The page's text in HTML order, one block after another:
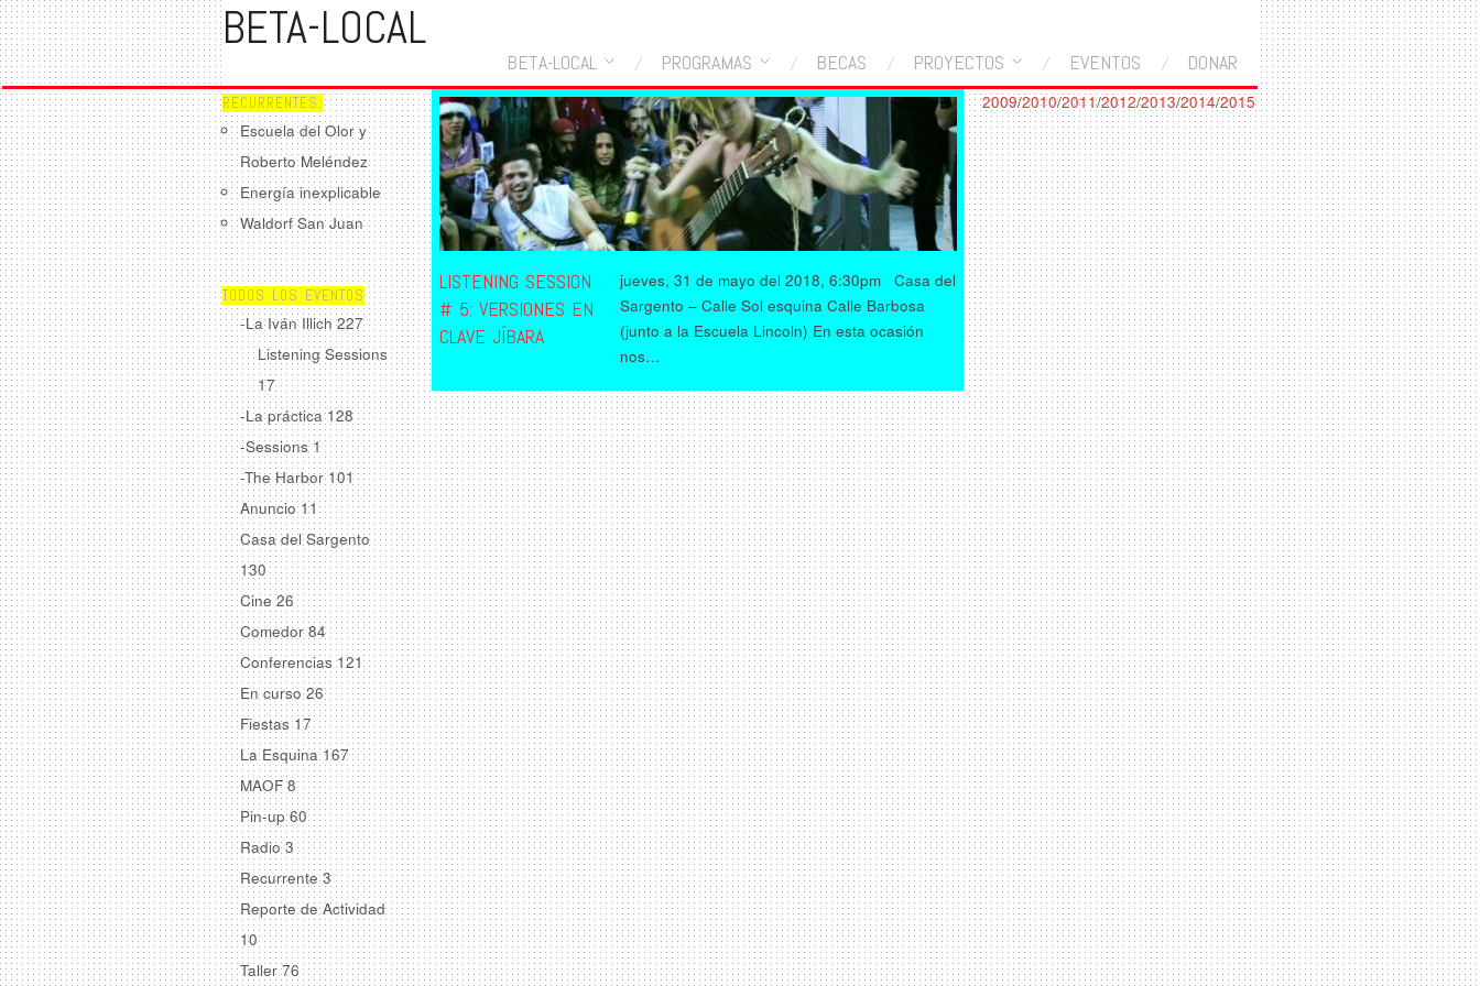
BETA-LOCAL
BETA-LOCAL PROGRAMAS BECAS PROYECTOS EVENTOS DONAR
RECURRENTES:
Escuela del Olor y
Roberto Meléndez
Energía inexplicable
Waldorf San Juan
TODOS LOS EVENTOS
-La Iván Illich227
Listening Sessions
17
-La práctica128
-Sessions 1
-The Harbor101
Anuncio11
Casa del Sargento
130
Cine26
Comedor 84
Conferencias121
En curso26
Fiestas17
La Esquina167
MAOF8
Pin-up60
Radio3
Recurrente3
Reporte de Actividad
10
Taller76
LISTENING SESSION
# 5: VERSIONES EN
CLAVE JÍBARA
jueves, 31 de mayo del 2018, 6:30pm Casa del
Sargento – Calle Sol esquina Calle Barbosa
(junto a la Escuela Lincoln) En esta ocasión
nos…
2009/2010/2011/2012/2013/2014/2015